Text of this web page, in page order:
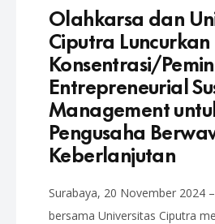
Olahkarsa dan
Ciputra Luncurkan
Konsentrasi/
Entrepreneurial
Management
Pengusaha
Keberlanjutan
Surabaya, 20 November 2024
bersama Universitas Ciputra